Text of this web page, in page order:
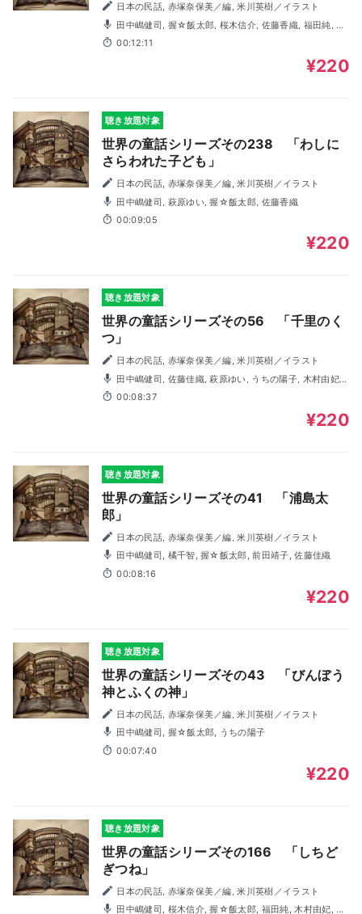
日本の民話, 赤塚奈保美／編, 米川英樹／イラスト
ちの陽子, 村上馨
00:12:11
¥220
聴き放題対象
世界の童話シリーズその238 「わしに
さらわれた子ども」
日本の民話, 赤塚奈保美／編, 米川英樹／イラスト
田中嶋健司, 萩原ゆい, 握☆飯太郎, 佐藤香織
00:09:05
¥220
聴き放題対象
世界の童話シリーズその56 「千里のく
つ」
日本の民話, 赤塚奈保美／編, 米川英樹／イラスト
握☆飯太郎
00:08:37
¥220
聴き放題対象
世界の童話シリーズその41 「浦島太
郎」
日本の民話, 赤塚奈保美／編, 米川英樹／イラスト
田中嶋健司, 橘千智, 握☆飯太郎, 前田靖子, 佐藤佳織
00:08:16
¥220
聴き放題対象
世界の童話シリーズその43 「びんぼう
神とふくの神」
日本の民話, 赤塚奈保美／編, 米川英樹／イラスト
田中嶋健司, 握☆飯太郎, うちの陽子
00:07:40
¥220
聴き放題対象
世界の童話シリーズその166 「しちど
ぎつね」
日本の民話, 赤塚奈保美／編, 米川英樹／イラスト